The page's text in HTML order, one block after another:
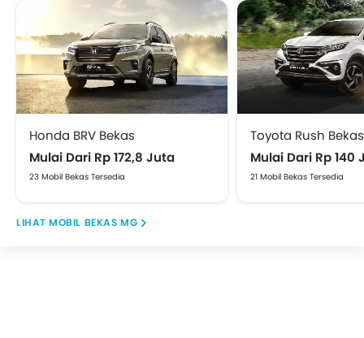
Honda BRV Bekas
Mulai Dari Rp 172,8 Juta
23 Mobil Bekas Tersedia
Toyota Rush Bekas
Mulai Dari Rp 140
21 Mobil Bekas Tersedia
MOBIL BEKAS MG